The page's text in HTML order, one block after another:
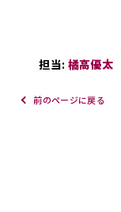
担当: 橘高優太
前のページに戻る